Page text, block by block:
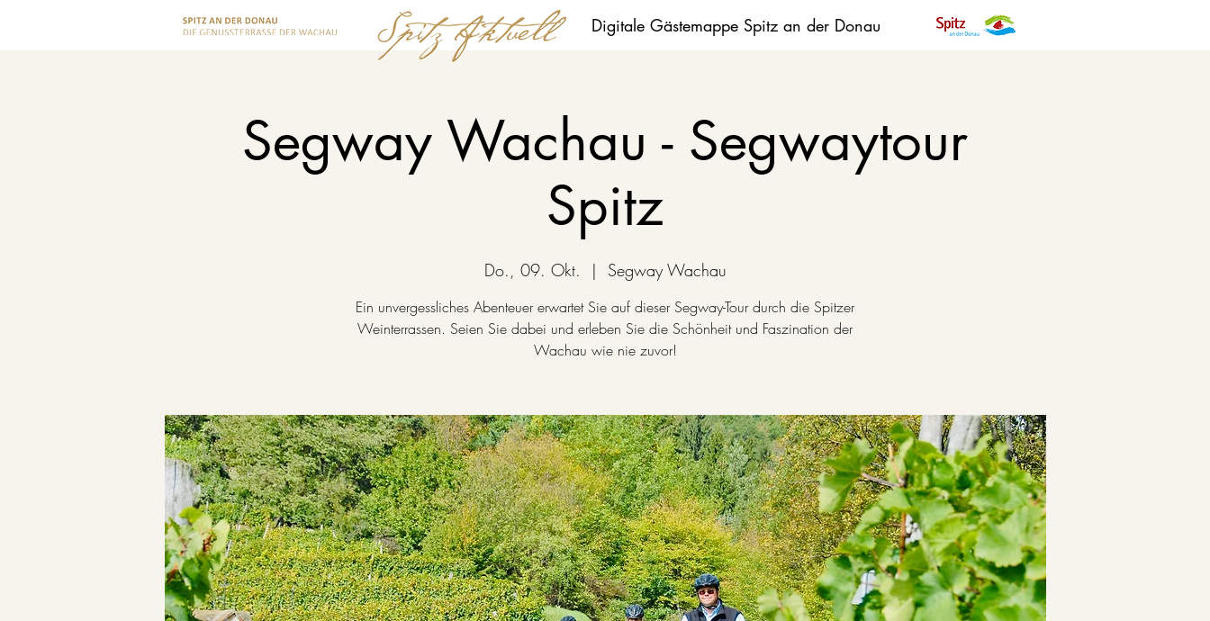
Digitale Gästemappe Spitz an der Donau
Segway Wachau - Segwaytour
Spitz
Do., 09. Okt.
  |
Segway Wachau
Ein unvergessliches Abenteuer erwartet Sie auf dieser Segway-Tour durch die Spitzer
Weinterrassen. Seien Sie dabei und erleben Sie die Schönheit und Faszination der
Wachau wie nie zuvor!